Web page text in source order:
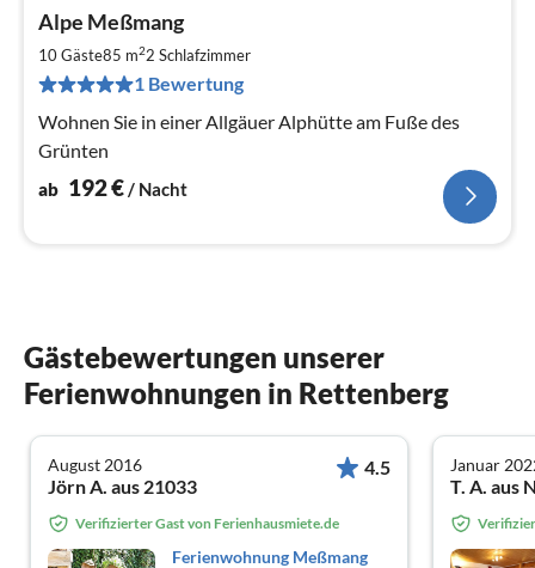
Alpe Meßmang
10 Gäste85 m22 Schlafzimmer
1 Bewertung
Wohnen Sie in einer Allgäuer Alphütte am Fuße des
Grünten
ab 192€ / Nacht
Gästebewertungen unserer
Ferienwohnungen in Rettenberg
August 2016
Jörn A. aus 21033
4.5
Verifizierter Gast von Ferienhausmiete.de
Ferienwohnung Meßmang
Januar
T. A. aus